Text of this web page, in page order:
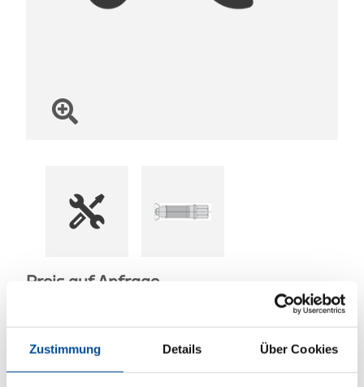
Zustimmung Details Über Cookies
Preis auf Anfrage